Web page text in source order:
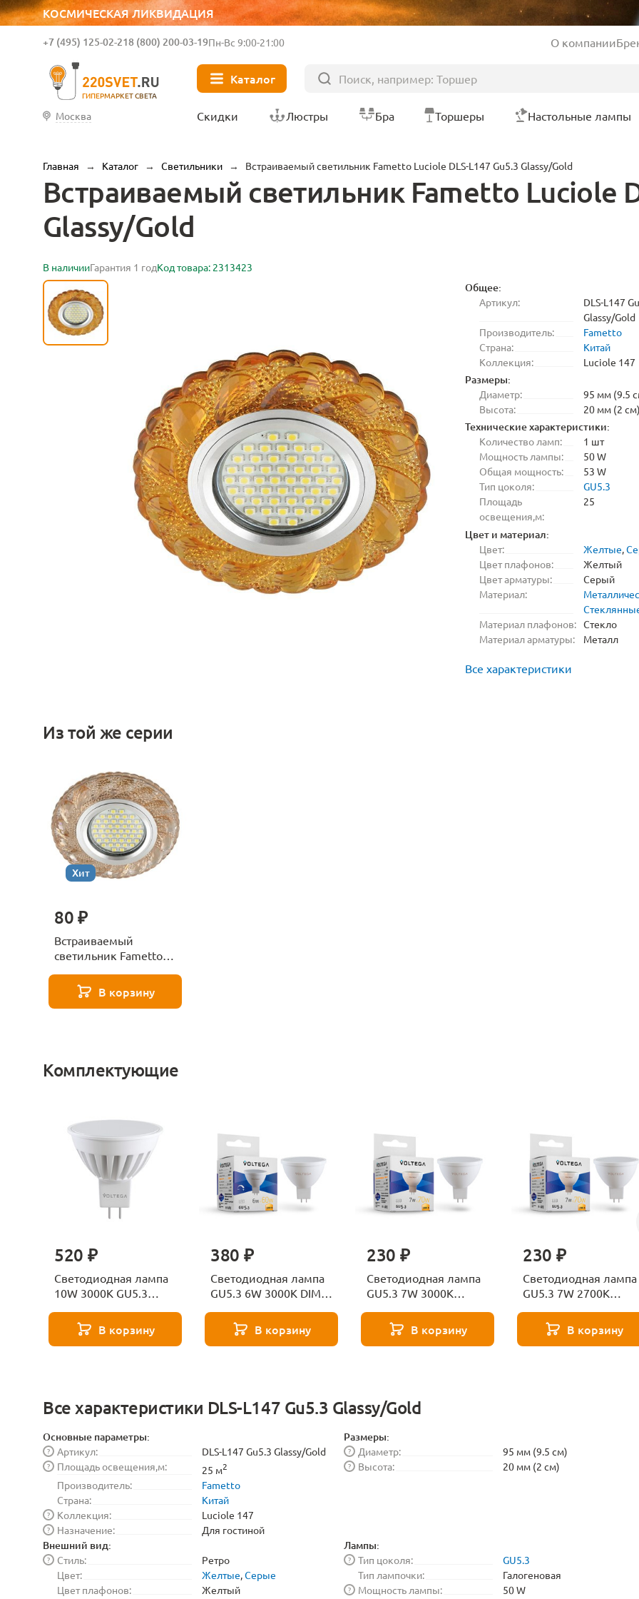
КОСМИЧЕСКАЯ ЛИКВИДАЦИЯ
ГИПЕРМАРКЕТ СВЕТА
+7 (495) 125-02-218 (800) 200-03-19Пн-Вс 9:00-21:00 О компании
Каталог
Москва Скидки Люстры Бра Торшеры Настольные лампы
Главная → Каталог → Светильники → Встраиваемый светильник Fametto Luciole DLS-L147 Gu5.3 Glassy/Gold
Встраиваемый светильник Fametto Luciole
Glassy/Gold
В наличииГарантия 1 годКод товара: 2313423
Общее:
Артикул:
DLS-L147
Glassy/Gold
Производитель:
Fametto
Страна:
Китай
Коллекция:
Luciole 147
Размеры:
Диаметр:
95 мм (9.5
Высота:
20 мм (2 см)
Технические характеристики:
Количество ламп:
1 шт
Мощность лампы:
50 W
Общая мощность:
53 W
Тип цоколя:
GU5.3
Площадь
освещения,м:
25
Цвет и материал:
Цвет: Желтые
Цвет плафонов:
Желтый
Цвет арматуры:
Серый
Материал:
Материал плафонов: Стекло
Материал арматуры:
Металл
Все характеристики
Из той же серии
Хит
80 ₽
Встраиваемый
светильник Fametto
Glassy/TeaВ корзину
Комплектующие
520 ₽
Светодиодная лампа
10W 3000K GU5.3
В корзину
380 ₽
Светодиодная лампа
GU5.3 6W 3000K DIM
В корзину
230 ₽
Светодиодная лампа
GU5.3 7W 3000K
В корзину
230 ₽
Светодиодная лампа
GU5.3 7W 2700K
7255
В корзину
Все характеристики DLS-L147 Gu5.3 Glassy/Gold
Основные параметры:
Артикул:
?
DLS-L147 Gu5.3 Glassy/Gold
Площадь освещения,м:
? 25 м2
Производитель:
Fametto
Страна:
Китай
Коллекция:
?
Luciole 147
Назначение:
? Для гостиной
Размеры:
Диаметр:
?
95 мм (9.5 см)
Высота:
? 20 мм (2 см)
Внешний вид:
Стиль:
?
Ретро
Цвет:
Желтые,Серые
Цвет плафонов:
Желтый
Лампы:
Тип цоколя:
?
GU5.3
Тип лампочки:
Галогеновая
Мощность лампы:
?
50 W